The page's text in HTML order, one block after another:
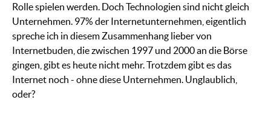
Rolle spielen werden. Doch Technologien sind nicht gleich
Unternehmen. 97% der Internetunternehmen, eigentlich
spreche ich in diesem Zusammenhang lieber von
Internetbuden, die zwischen 1997 und 2000 an die Börse
gingen, gibt es heute nicht mehr. Trotzdem gibt es das
Internet noch - ohne diese Unternehmen. Unglaublich,
oder?